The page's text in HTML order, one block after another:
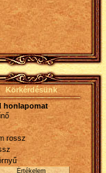
Körkérdésünk
honlapomat
rossz